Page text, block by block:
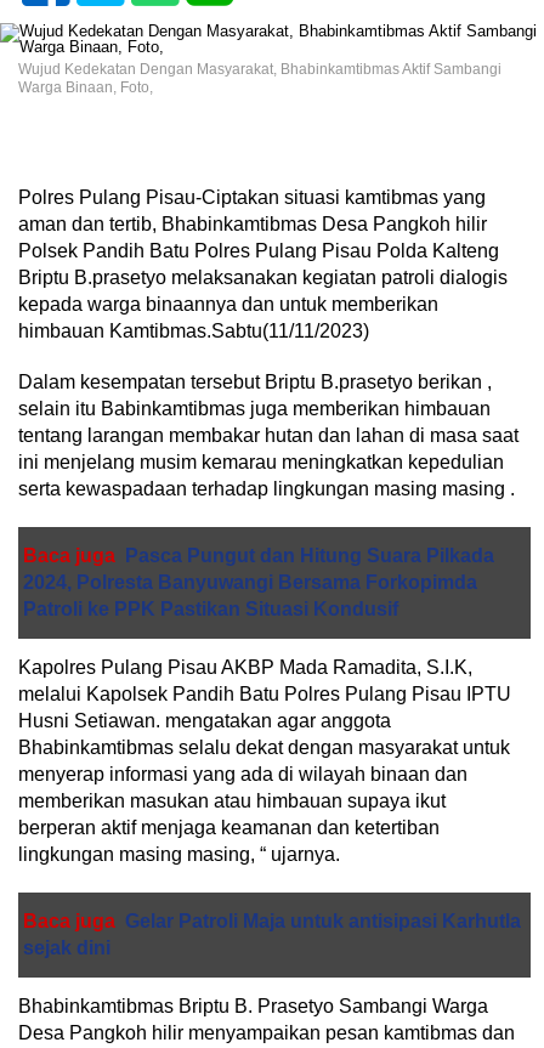
Wujud Kedekatan Dengan Masyarakat, Bhabinkamtibmas Aktif Sambangi
Warga Binaan, Foto,
Polres Pulang Pisau-Ciptakan situasi kamtibmas yang
aman dan tertib, Bhabinkamtibmas Desa Pangkoh hilir
Polsek Pandih Batu Polres Pulang Pisau Polda Kalteng
Briptu B.prasetyo melaksanakan kegiatan patroli dialogis
kepada warga binaannya dan untuk memberikan
himbauan Kamtibmas.Sabtu(11/11/2023)
Dalam kesempatan tersebut Briptu B.prasetyo berikan ,
selain itu Babinkamtibmas juga memberikan himbauan
tentang larangan membakar hutan dan lahan di masa saat
ini menjelang musim kemarau meningkatkan kepedulian
serta kewaspadaan terhadap lingkungan masing masing .
Baca juga
Pasca Pungut dan Hitung Suara Pilkada
2024, Polresta Banyuwangi Bersama Forkopimda
Patroli ke PPK Pastikan Situasi Kondusif
Kapolres Pulang Pisau AKBP Mada Ramadita, S.I.K,
melalui Kapolsek Pandih Batu Polres Pulang Pisau IPTU
Husni Setiawan. mengatakan agar anggota
Bhabinkamtibmas selalu dekat dengan masyarakat untuk
menyerap informasi yang ada di wilayah binaan dan
memberikan masukan atau himbauan supaya ikut
berperan aktif menjaga keamanan dan ketertiban
lingkungan masing masing, “ ujarnya.
Baca juga Gelar Patroli Maja untuk antisipasi Karhutla
sejak dini
Bhabinkamtibmas Briptu B. Prasetyo Sambangi Warga
Desa Pangkoh hilir menyampaikan pesan kamtibmas dan